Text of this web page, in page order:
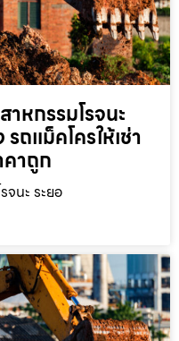
หกรรมโรจนะ
ถแม็คโครให้เช่า
าถูก
จนะ ระยอ